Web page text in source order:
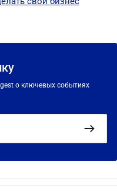
о ключевых событиях